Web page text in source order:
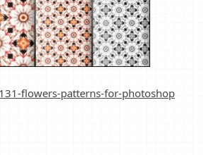
flowers-patterns-for-photoshop